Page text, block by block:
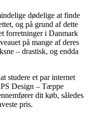
dødelige at finde
og på grund af dette
forretninger i Danmark
på mange af deres
– drastisk, og endda
studere et par internet
Design – Tæppe
dit køb, således
pris.